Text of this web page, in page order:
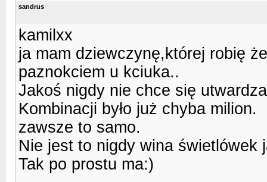
sandrus
kamilxx
ja mam dziewczynę,której robię
paznokciem u kciuka..
Jakoś nigdy nie chce się
Kombinacji było już chyba milion.
zawsze to samo.
Nie jest to nigdy wina świetlówek
Tak po prostu ma:)